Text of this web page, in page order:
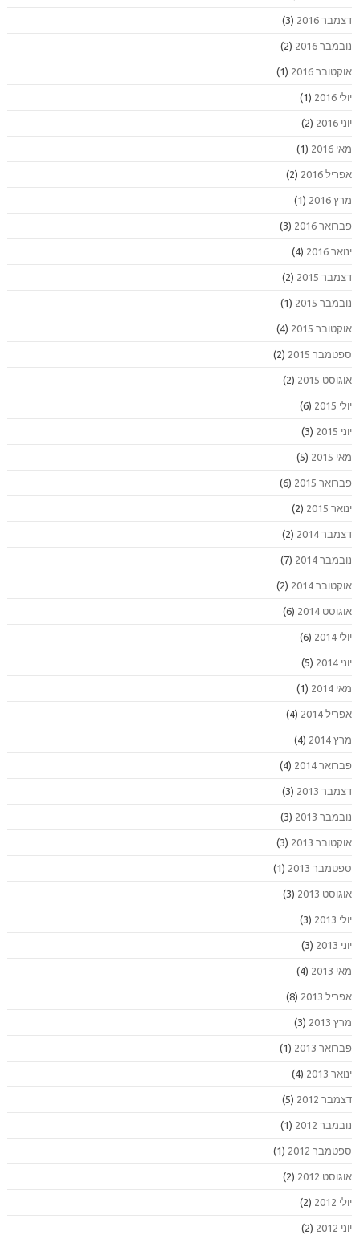
דצמבר 2016 (3)
נובמבר 2016 (2)
אוקטובר 2016 (1)
יולי 2016 (1)
יוני 2016 (2)
מאי 2016 (1)
אפריל 2016 (2)
מרץ 2016 (1)
פברואר 2016 (3)
ינואר 2016 (4)
דצמבר 2015 (2)
נובמבר 2015 (1)
אוקטובר 2015 (4)
ספטמבר 2015 (2)
אוגוסט 2015 (2)
יולי 2015 (6)
יוני 2015 (3)
מאי 2015 (5)
פברואר 2015 (6)
ינואר 2015 (2)
דצמבר 2014 (2)
נובמבר 2014 (7)
אוקטובר 2014 (2)
אוגוסט 2014 (6)
יולי 2014 (6)
יוני 2014 (5)
מאי 2014 (1)
אפריל 2014 (4)
מרץ 2014 (4)
פברואר 2014 (4)
דצמבר 2013 (3)
נובמבר 2013 (3)
אוקטובר 2013 (3)
ספטמבר 2013 (1)
אוגוסט 2013 (3)
יולי 2013 (3)
יוני 2013 (3)
מאי 2013 (4)
אפריל 2013 (8)
מרץ 2013 (3)
פברואר 2013 (1)
ינואר 2013 (4)
דצמבר 2012 (5)
נובמבר 2012 (1)
ספטמבר 2012 (1)
אוגוסט 2012 (2)
יולי 2012 (2)
יוני 2012 (2)